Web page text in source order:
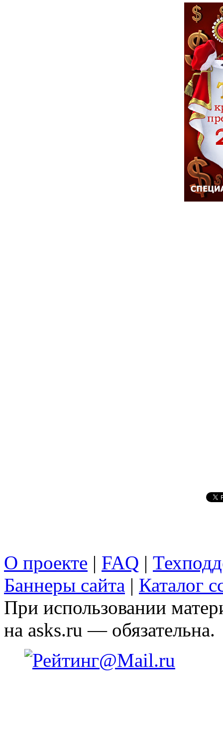
О проекте | FAQ |
Баннеры сайта | Каталог
При использовании
на asks.ru — обязательна.